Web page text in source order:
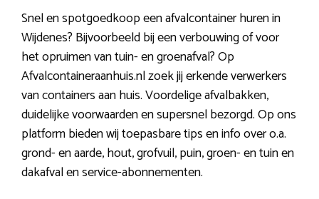
Snel en spotgoedkoop een afvalcontainer huren in
Wijdenes? Bijvoorbeeld bij een verbouwing of voor
het opruimen van tuin- en groenafval? Op
Afvalcontaineraanhuis.nl zoek jij erkende verwerkers
van containers aan huis. Voordelige afvalbakken,
duidelijke voorwaarden en supersnel bezorgd. Op ons
platform bieden wij toepasbare tips en info over o.a.
grond- en aarde, hout, grofvuil, puin, groen- en tuin en
dakafval en service-abonnementen.